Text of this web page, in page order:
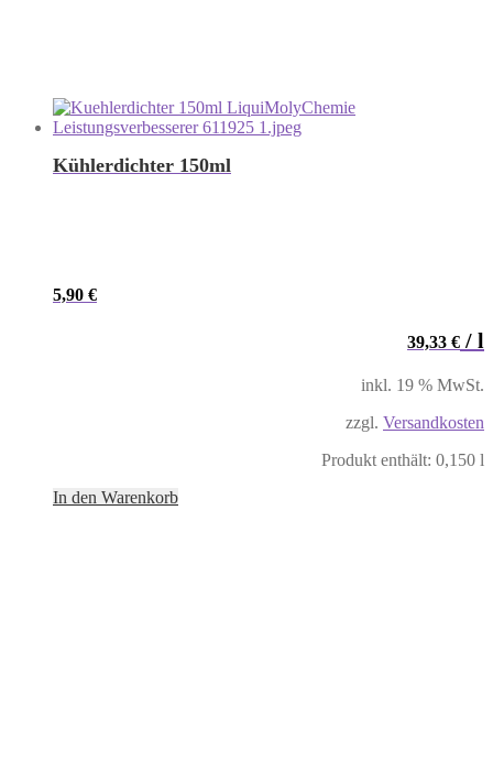
Kühlerdichter 150ml
5,90 €
39,33 € / l
inkl. 19 % MwSt.
zzgl. Versandkosten
Produkt enthält: 0,150 l
In den Warenkorb